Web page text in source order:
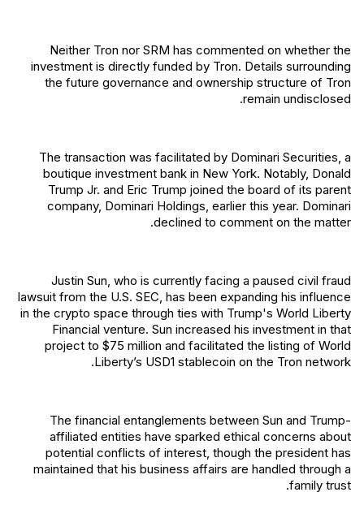
Neither Tron nor SRM has commented on whether the
investment is directly funded by Tron. Details surrounding
the future governance and ownership structure of Tron
remain undisclosed.
The transaction was facilitated by Dominari Securities, a
boutique investment bank in New York. Notably, Donald
Trump Jr. and Eric Trump joined the board of its parent
company, Dominari Holdings, earlier this year. Dominari
declined to comment on the matter.
Justin Sun, who is currently facing a paused civil fraud
lawsuit from the U.S. SEC, has been expanding his influence
in the crypto space through ties with Trump's World Liberty
Financial venture. Sun increased his investment in that
project to $75 million and facilitated the listing of World
Liberty’s USD1 stablecoin on the Tron network.
The financial entanglements between Sun and Trump-
affiliated entities have sparked ethical concerns about
potential conflicts of interest, though the president has
maintained that his business affairs are handled through a
family trust.